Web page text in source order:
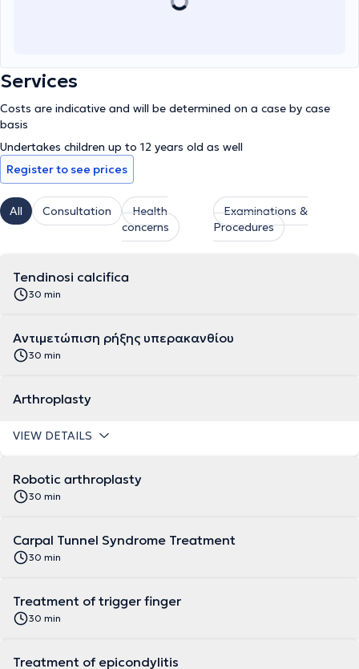
Services
Costs are indicative and will be determined on a case by case
basis
Undertakes children up to 12 years old as well
Register to see prices
All Consultation
Health
concerns
Examinations &
Procedures
Tendinosi calcifica
30 min
Αντιμετώπιση ρήξης υπερακανθίου
30 min
Arthroplasty
VIEW DETAILS
Robotic arthroplasty
30 min
Carpal Tunnel Syndrome Treatment
30 min
Treatment of trigger finger
30 min
Treatment of epicondylitis